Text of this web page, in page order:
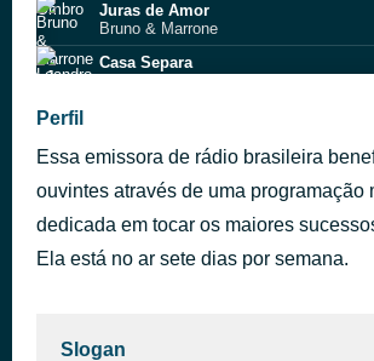
Juras de Amor
Bruno & Marrone
Casa Separa
Totalmente Apaixonada
As Mineirinhas
Menina Apaixonada
As Mineirinhas
Bom - Dia - Querido - Ouvinte - 2022
Perfil
Essa emissora de rádio brasileira
ouvintes através de uma programação
dedicada em tocar os maiores
Ela está no ar sete dias por semana.
Slogan